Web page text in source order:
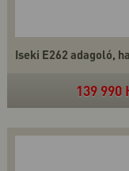
Iseki E262 adagoló,
139 990